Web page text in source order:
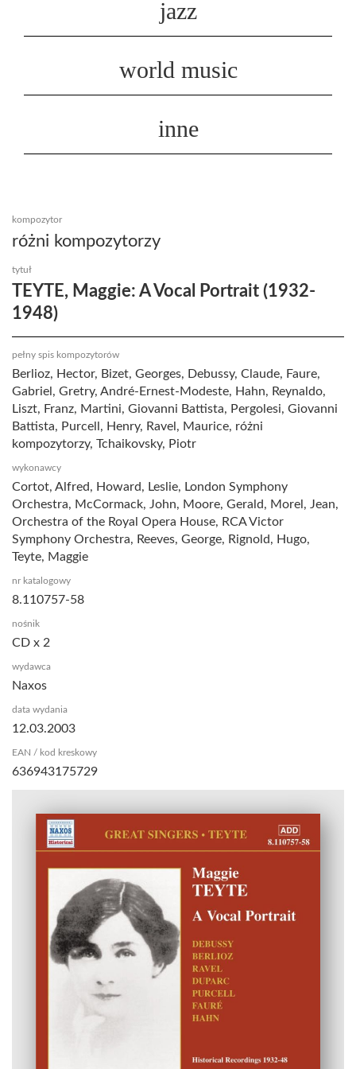
jazz
world music
inne
kompozytor
różni kompozytorzy
tytuł
TEYTE, Maggie: A Vocal Portrait (1932-
1948)
pełny spis kompozytorów
Berlioz, Hector, Bizet, Georges, Debussy, Claude, Faure,
Gabriel, Gretry, André-Ernest-Modeste, Hahn, Reynaldo,
Liszt, Franz, Martini, Giovanni Battista, Pergolesi, Giovanni
Battista, Purcell, Henry, Ravel, Maurice, różni
kompozytorzy, Tchaikovsky, Piotr
wykonawcy
Cortot, Alfred, Howard, Leslie, London Symphony
Orchestra, McCormack, John, Moore, Gerald, Morel, Jean,
Orchestra of the Royal Opera House, RCA Victor
Symphony Orchestra, Reeves, George, Rignold, Hugo,
Teyte, Maggie
nr katalogowy
8.110757-58
nośnik
CD x 2
wydawca
Naxos
data wydania
12.03.2003
EAN / kod kreskowy
636943175729